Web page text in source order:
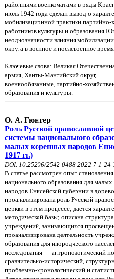
районными военкоматами в ряды
июль 1942 года сделан вывод о
мобилизационной практики партийно-
работников культуры и образования
неоднозначности влияния
округа в военное и послевоенное время.
Ключевые слова: Великая
армия, Ханты-Мансийский округ,
военнообязанные, партийно-
образования и культуры.
О. А. Гюнтер
Роль Русской православной
системы национального
малых коренных народов
1917 гг.)
DOI: 10.25206/2542-0488-2022-7-1-24-
В статье рассмотрен опыт
национального образования для
народов Енисейской губернии в
проанализирована роль Русской
церкви в этом процессе; дается
методической базы; описана
учреждений, занимающихся
проанализирована деятельность
образования для инородческого
исследования — антропологический
сравнительно-исторический,
проблемно-хронологический и